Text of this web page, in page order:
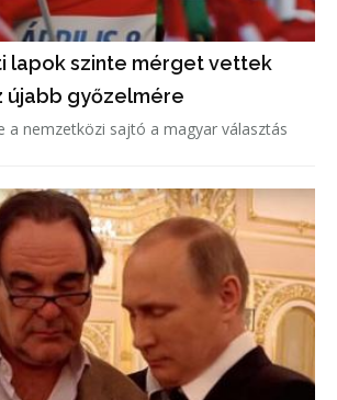
lapok szinte mérget vettek
újabb győzelmére
a nemzetközi sajtó a magyar választás